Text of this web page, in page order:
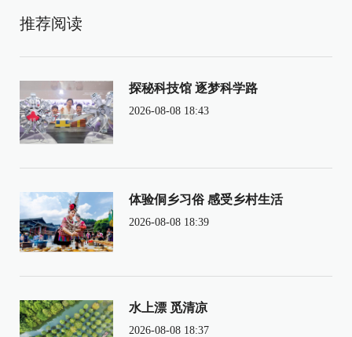
推荐阅读
探秘科技馆 逐梦科学路
2026-08-08 18:43
体验侗乡习俗 感受乡村生活
2026-08-08 18:39
水上漂 觅清凉
2026-08-08 18:37